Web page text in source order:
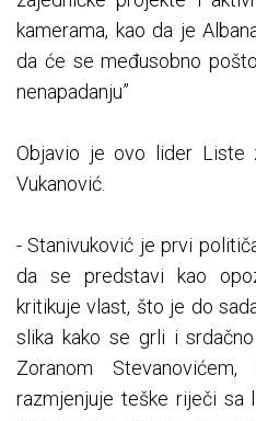
kamerama, kao da je
da će se međusobno
nenapadanju”
Objavio je ovo lider Liste
Vukanović.
- Stanivuković je prvi
da se predstavi kao
kritikuje vlast, što je do
slika kako se grli i
Zoranom
razmjenjuje teške riječi sa